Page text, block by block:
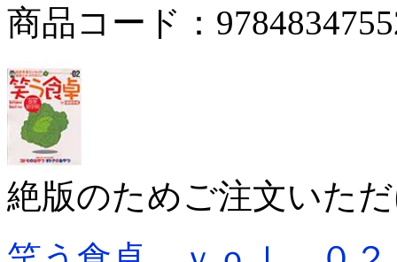
商品コード：
絶版のためご注文いた